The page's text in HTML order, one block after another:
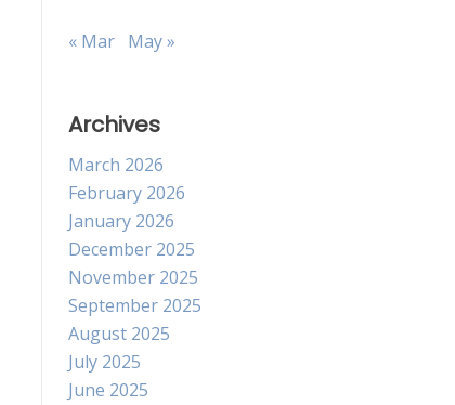
« Mar May »
Archives
March 2026
February 2026
January 2026
December 2025
November 2025
September 2025
August 2025
July 2025
June 2025